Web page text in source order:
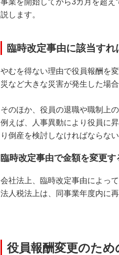
事業を開始してから3カ月を超
説します。
臨時改定事由に該当す
やむを得ない理由で役員報酬を
災など大きな災害が発生した場
そのほか、役員の退職や職制上
例えば、人事異動により役員に
り倒産を検討しなければならな
臨時改定事由で金額を変更す
会社法上、臨時改定事由によっ
法人税法上は、同事業年度内に
役員報酬変更のため